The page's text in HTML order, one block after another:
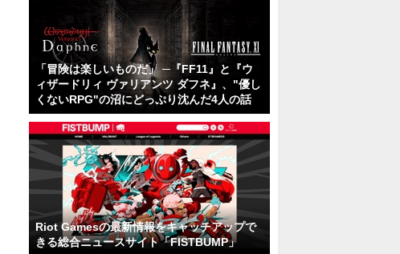
「冒険は楽しいものだ」 ─『FF11』と『ウ
ィザードリィ ヴァリアンツ ダフネ』、"優し
くないRPG"の沼にどっぷり沈んだ4人の話
Riot Gamesの最新情報をキャッチアップで
きる総合ニュースサイト「FISTBUMP」